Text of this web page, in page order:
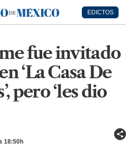
EDICTOS
fue invitado
‘La Casa De
pero ‘les dio
18:50h